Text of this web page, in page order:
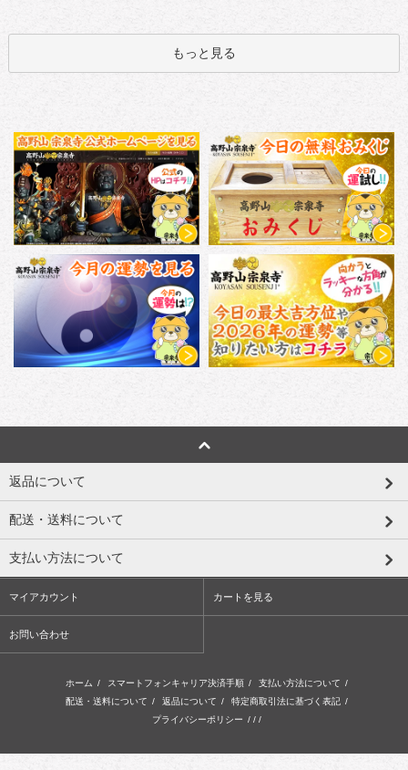
もっと見る
返品について
配送・送料について
支払い方法について
マイアカウント カートを見る
お問い合わせ
ホーム / スマートフォンキャリア決済手順 / 支払い方法について /
配送・送料について / 返品について / 特定商取引法に基づく表記 /
プライバシーポリシー / / /